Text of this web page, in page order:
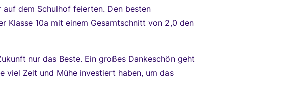
auf dem Schulhof feierten. Den besten
Klasse 10a mit einem Gesamtschnitt von 2,0 den
nur das Beste. Ein großes Dankeschön geht
viel Zeit und Mühe investiert haben, um das